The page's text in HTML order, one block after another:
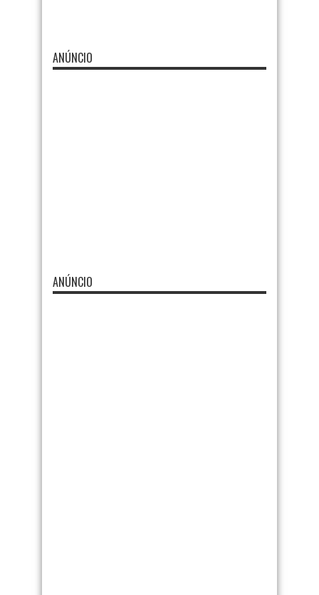
ANÚNCIO
ANÚNCIO